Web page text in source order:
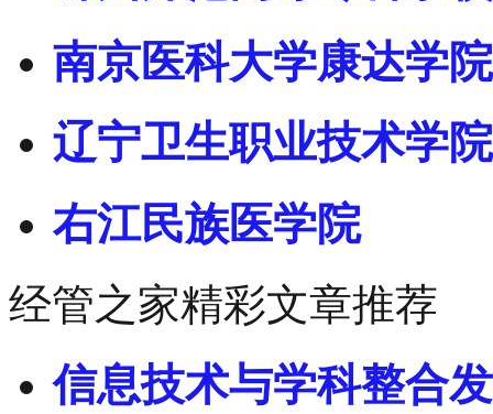
南京医科大学康达学院
辽宁卫生职业技术学院
右江民族医学院
经管之家精彩文章推荐
信息技术与学科整合